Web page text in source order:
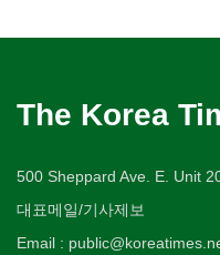
The Korea
500 Sheppard Ave. E. Unit
대표메일/기사제보
Email :